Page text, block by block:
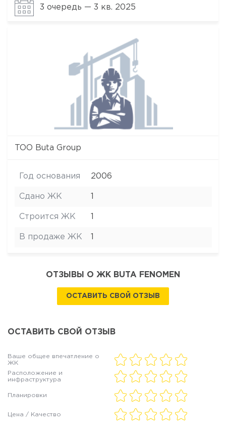
3 очередь — 3 кв. 2025
ТОО Buta Group
Год основания 2006
Сдано ЖК
Строится ЖК
В продаже ЖК
ОТЗЫВЫ О ЖК BUTA FENOMEN
ОСТАВИТЬ СВОЙ ОТЗЫВ
ОСТАВИТЬ СВОЙ ОТЗЫВ
Ваше общее впечатление о
ЖК
Расположение и
инфраструктура
Планировки
Цена / Качество